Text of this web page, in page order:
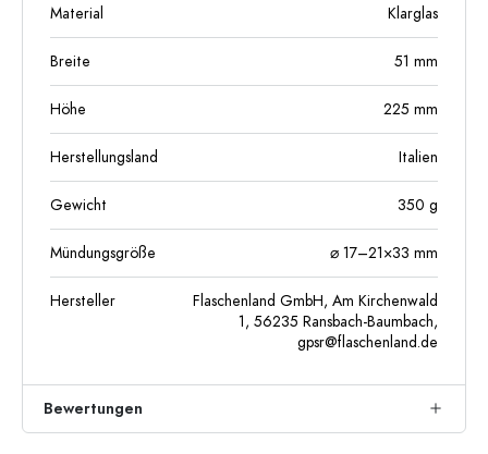
Material Klarglas
Breite 51 mm
Höhe 225 mm
Herstellungsland Italien
Gewicht 350 g
Mündungsgröße ⌀ 17–21×33 mm
Hersteller
Flaschenland GmbH, Am Kirchenwald
1, 56235 Ransbach-Baumbach,
gpsr@flaschenland.de
Bewertungen